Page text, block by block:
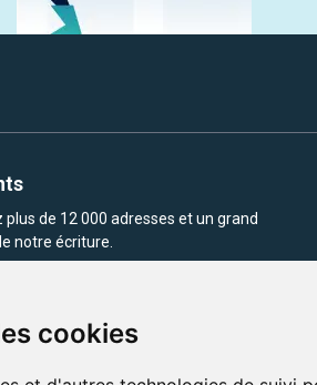
cookies
de 12 000 adresses et un grand
notre écriture.